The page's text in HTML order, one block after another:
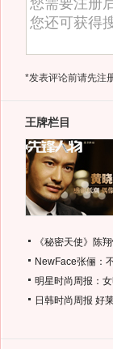
*发表评论前请先注
王牌栏目
《秘密天使》陈
NewFace张俪：
明星时尚周报：
日韩时尚周报 好